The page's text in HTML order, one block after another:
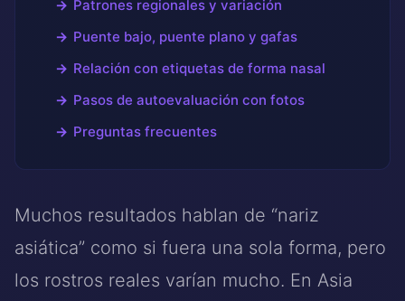
Patrones regionales y variación
Puente bajo, puente plano y gafas
Relación con etiquetas de forma nasal
Pasos de autoevaluación con fotos
Preguntas frecuentes
Muchos resultados hablan de “nariz
asiática” como si fuera una sola forma, pero
los rostros reales varían mucho. En Asia